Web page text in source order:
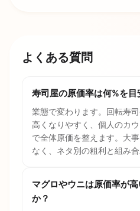
よくある質問
寿司屋の原価率は何%を目
業態で変わります。回転寿
高くなりやすく、個人のカ
で全体原価を整えます。大
なく、ネタ別の粗利と組み合
マグロやウニは原価率が
か？